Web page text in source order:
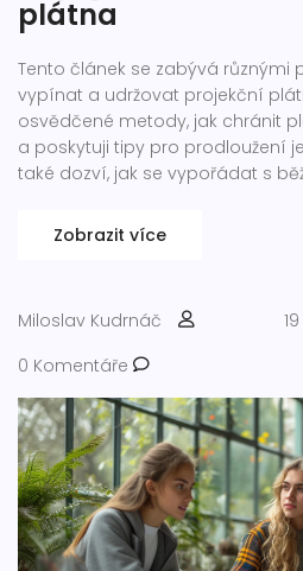
plátna
Tento článek se zabývá různými
vypínat a udržovat projekční
osvědčené metody, jak chránit
a poskytuji tipy pro prodloužení
také dozví, jak se vypořádat s
dobrého stavu plátna.
Zobrazit více
Miloslav Kudrnáč
0 Komentáře